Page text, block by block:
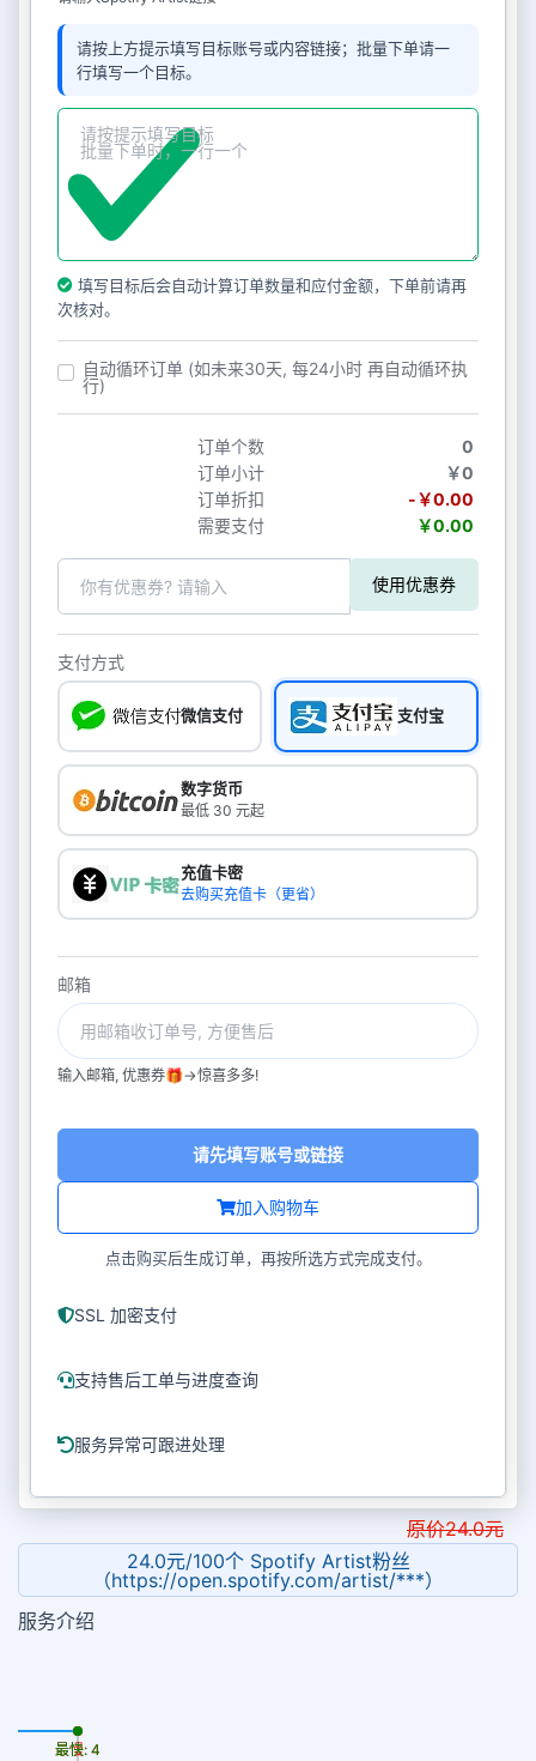
请按上方提示填写目标账号或内容链接；批量下单请一
行填写一个目标。
填写目标后会自动计算订单数量和应付金额，下单前请再
次核对。
自动循环订单 (如未来30天, 每24小时 再自动循环执
行)
订单个数
0
订单小计
￥0
订单折扣
-￥0.00
需要支付
￥0.00
使用优惠券
支付方式
微信支付 支付宝
数字货币
最低 30 元起
充值卡密
去购买充值卡（更省）
邮箱
输入邮箱, 优惠券🎁->惊喜多多!
加入购物车
请先填写账号或链接
点击购买后生成订单，再按所选方式完成支付。
SSL 加密支付
支持售后工单与进度查询
服务异常可跟进处理
原价24.0元
24.0元/100个 Spotify Artist粉丝
（https://open.spotify.com/artist/***）
服务介绍
最慢: 4
最快: 4